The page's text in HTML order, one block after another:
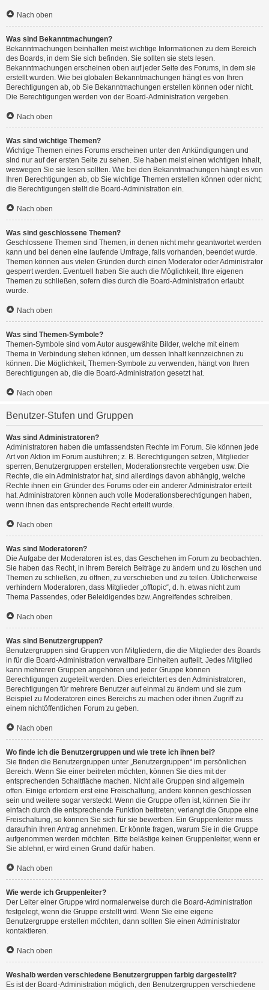
Nach oben
Was sind Bekanntmachungen?
Bekanntmachungen beinhalten meist wichtige Informationen zu dem Bereich
des Boards, in dem Sie sich befinden. Sie sollten sie stets lesen.
Bekanntmachungen erscheinen oben auf jeder Seite des Forums, in dem sie
erstellt wurden. Wie bei globalen Bekanntmachungen hängt es von Ihren
Berechtigungen ab, ob Sie Bekanntmachungen erstellen können oder nicht.
Die Berechtigungen werden von der Board-Administration vergeben.
Nach oben
Was sind wichtige Themen?
Wichtige Themen eines Forums erscheinen unter den Ankündigungen und
sind nur auf der ersten Seite zu sehen. Sie haben meist einen wichtigen Inhalt,
weswegen Sie sie lesen sollten. Wie bei den Bekanntmachungen hängt es von
Ihren Berechtigungen ab, ob Sie wichtige Themen erstellen können oder nicht;
die Berechtigungen stellt die Board-Administration ein.
Nach oben
Was sind geschlossene Themen?
Geschlossene Themen sind Themen, in denen nicht mehr geantwortet werden
kann und bei denen eine laufende Umfrage, falls vorhanden, beendet wurde.
Themen können aus vielen Gründen durch einen Moderator oder Administrator
gesperrt werden. Eventuell haben Sie auch die Möglichkeit, Ihre eigenen
Themen zu schließen, sofern dies durch die Board-Administration erlaubt
wurde.
Nach oben
Was sind Themen-Symbole?
Themen-Symbole sind vom Autor ausgewählte Bilder, welche mit einem
Thema in Verbindung stehen können, um dessen Inhalt kennzeichnen zu
können. Die Möglichkeit, Themen-Symbole zu verwenden, hängt von Ihren
Berechtigungen ab, die die Board-Administration gesetzt hat.
Nach oben
Benutzer-Stufen und Gruppen
Was sind Administratoren?
Administratoren haben die umfassendsten Rechte im Forum. Sie können jede
Art von Aktion im Forum ausführen; z. B. Berechtigungen setzen, Mitglieder
sperren, Benutzergruppen erstellen, Moderationsrechte vergeben usw. Die
Rechte, die ein Administrator hat, sind allerdings davon abhängig, welche
Rechte ihnen ein Gründer des Forums oder ein anderer Administrator erteilt
hat. Administratoren können auch volle Moderationsberechtigungen haben,
wenn ihnen das entsprechende Recht erteilt wurde.
Nach oben
Was sind Moderatoren?
Die Aufgabe der Moderatoren ist es, das Geschehen im Forum zu beobachten.
Sie haben das Recht, in ihrem Bereich Beiträge zu ändern und zu löschen und
Themen zu schließen, zu öffnen, zu verschieben und zu teilen. Üblicherweise
verhindern Moderatoren, dass Mitglieder „offtopic“, d. h. etwas nicht zum
Thema Passendes, oder Beleidigendes bzw. Angreifendes schreiben.
Nach oben
Was sind Benutzergruppen?
Benutzergruppen sind Gruppen von Mitgliedern, die die Mitglieder des Boards
in für die Board-Administration verwaltbare Einheiten aufteilt. Jedes Mitglied
kann mehreren Gruppen angehören und jeder Gruppe können
Berechtigungen zugeteilt werden. Dies erleichtert es den Administratoren,
Berechtigungen für mehrere Benutzer auf einmal zu ändern und sie zum
Beispiel zu Moderatoren eines Bereichs zu machen oder ihnen Zugriff zu
einem nichtöffentlichen Forum zu geben.
Nach oben
Wo finde ich die Benutzergruppen und wie trete ich ihnen bei?
Sie finden die Benutzergruppen unter „Benutzergruppen“ im persönlichen
Bereich. Wenn Sie einer beitreten möchten, können Sie dies mit der
entsprechenden Schaltfläche machen. Nicht alle Gruppen sind allgemein
offen. Einige erfordern erst eine Freischaltung, andere können geschlossen
sein und weitere sogar versteckt. Wenn die Gruppe offen ist, können Sie ihr
einfach durch die entsprechende Funktion beitreten; verlangt die Gruppe eine
Freischaltung, so können Sie sich für sie bewerben. Ein Gruppenleiter muss
daraufhin Ihren Antrag annehmen. Er könnte fragen, warum Sie in die Gruppe
aufgenommen werden möchten. Bitte belästige keinen Gruppenleiter, wenn er
Sie ablehnt, er wird einen Grund dafür haben.
Nach oben
Wie werde ich Gruppenleiter?
Der Leiter einer Gruppe wird normalerweise durch die Board-Administration
festgelegt, wenn die Gruppe erstellt wird. Wenn Sie eine eigene
Benutzergruppe erstellen möchten, dann sollten Sie einen Administrator
kontaktieren.
Nach oben
Weshalb werden verschiedene Benutzergruppen farbig dargestellt?
Es ist der Board-Administration möglich, den Benutzergruppen verschiedene